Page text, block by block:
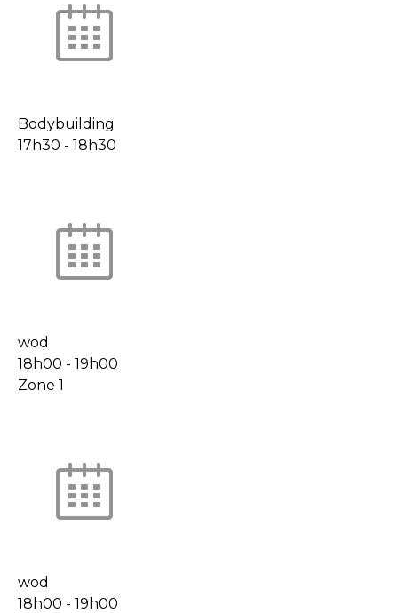
Bodybuilding
17h30 - 18h30
wod
18h00 - 19h00
Zone 1
wod
18h00 - 19h00